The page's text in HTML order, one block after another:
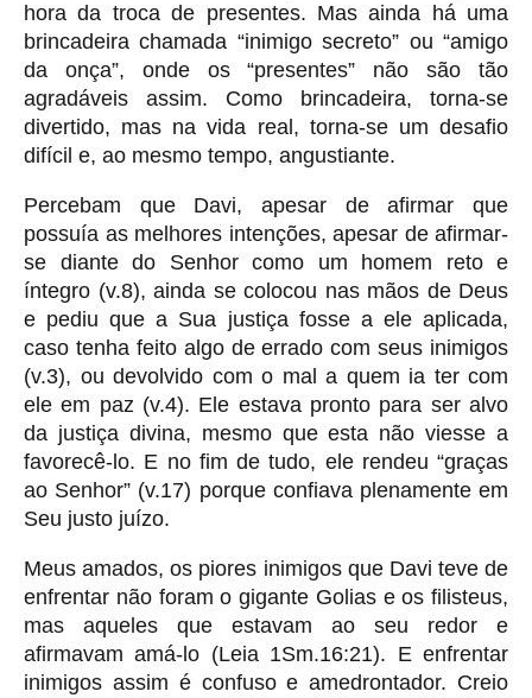
hora da troca de presentes. Mas ainda há uma
brincadeira chamada “inimigo secreto” ou “amigo
da onça”, onde os “presentes” não são tão
agradáveis assim. Como brincadeira, torna-se
divertido, mas na vida real, torna-se um desafio
difícil e, ao mesmo tempo, angustiante.
Percebam que Davi, apesar de afirmar que
possuía as melhores intenções, apesar de afirmar-
se diante do Senhor como um homem reto e
íntegro (v.8), ainda se colocou nas mãos de Deus
e pediu que a Sua justiça fosse a ele aplicada,
caso tenha feito algo de errado com seus inimigos
(v.3), ou devolvido com o mal a quem ia ter com
ele em paz (v.4). Ele estava pronto para ser alvo
da justiça divina, mesmo que esta não viesse a
favorecê-lo. E no fim de tudo, ele rendeu “graças
ao Senhor” (v.17) porque confiava plenamente em
Seu justo juízo.
Meus amados, os piores inimigos que Davi teve de
enfrentar não foram o gigante Golias e os filisteus,
mas aqueles que estavam ao seu redor e
afirmavam amá-lo (Leia 1Sm.16:21). E enfrentar
inimigos assim é confuso e amedrontador. Creio